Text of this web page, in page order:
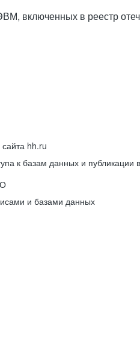
включенных в реестр
hh.ru
к базам данных и публикации
и базами данных